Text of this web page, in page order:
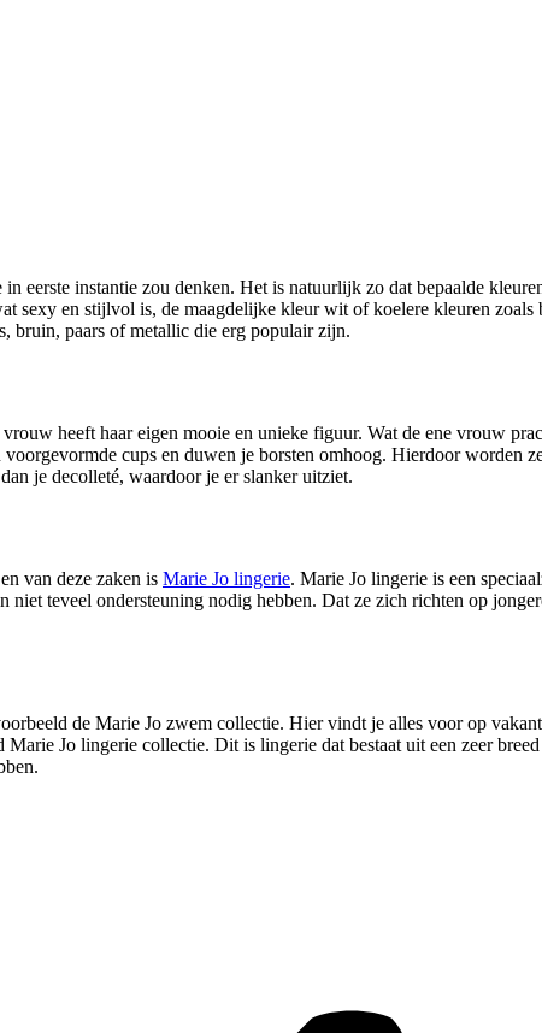
eerste instantie zou denken. Het is natuurlijk zo dat bepaalde
sexy en stijlvol is, de maagdelijke kleur wit of koelere kleuren
bruin, paars of metallic die erg populair zijn.
vrouw heeft haar eigen mooie en unieke figuur. Wat de ene vrouw
cups en duwen je borsten omhoog. Hierdoor worden
je decolleté, waardoor je er slanker uitziet.
van deze zaken is Marie Jo lingerie. Marie Jo lingerie is een
teveel ondersteuning nodig hebben. Dat ze zich richten op
de Marie Jo zwem collectie. Hier vindt je alles voor op
Jo lingerie collectie. Dit is lingerie dat bestaat uit een zeer breed